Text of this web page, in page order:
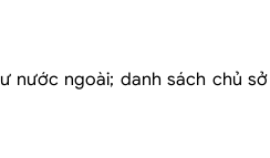
ngoài; danh sách chủ